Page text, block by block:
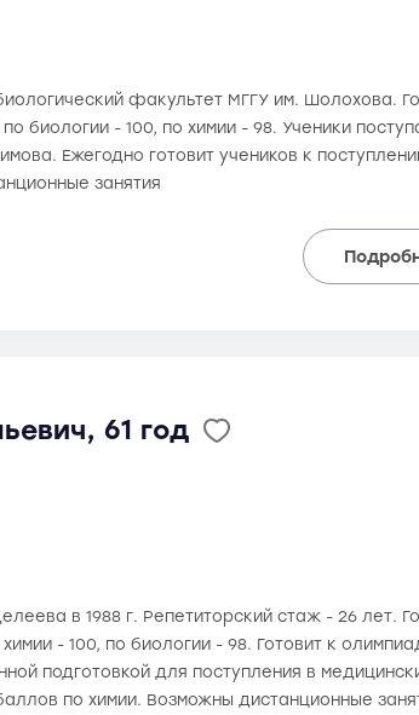
факультет МГГУ им. Шолохова.
биологии - 100, по химии - 98. Ученики
Ежегодно готовит учеников к
занятия
61 год
в 1988 г. Репетиторский стаж - 26 лет.
- 100, по биологии - 98. Готовит к
подготовкой для поступления в
по химии. Возможны дистанционные